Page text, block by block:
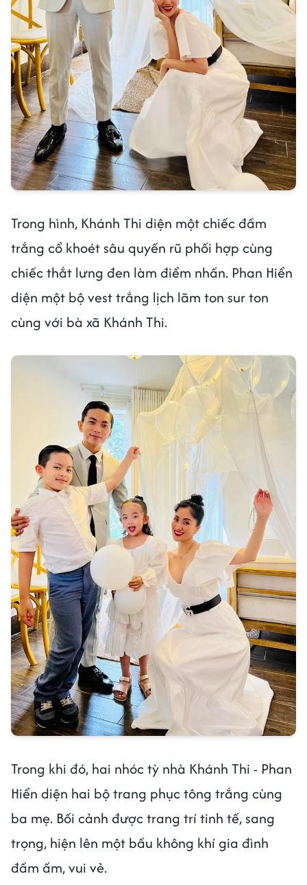
Trong hình, Khánh Thi diện một chiếc đầm
trắng cổ khoét sâu quyến rũ phối hợp cùng
chiếc thắt lưng đen làm điểm nhấn. Phan Hiển
diện một bộ vest trắng lịch lãm ton sur ton
cùng với bà xã Khánh Thi.
Trong khi đó, hai nhóc tỳ nhà Khánh Thi - Phan
Hiển diện hai bộ trang phục tông trắng cùng
ba mẹ. Bối cảnh được trang trí tinh tế, sang
trọng, hiện lên một bầu không khí gia đình
đầm ấm, vui vẻ.